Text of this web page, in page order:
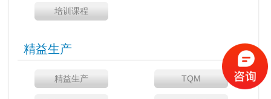
培训课程
精益生产
精益生产 TQM